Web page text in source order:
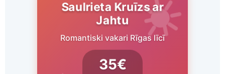
Saulrieta Kruīzs ar
Jahtu
Romantiski vakari Rīgas līcī
35€